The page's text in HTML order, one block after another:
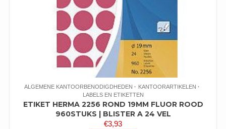
ALGEMENE KANTOORBENODIGDHEDEN
KANTOORARTIKELEN
LABELS EN ETIKETTEN
ETIKET HERMA 2256 ROND 19MM FLUOR ROOD
960STUKS | BLISTER A 24 VEL
€3,93